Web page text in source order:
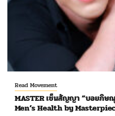
Read Movement
MASTER เซ็นสัญญา “บอยภิษ
Men’s Health by